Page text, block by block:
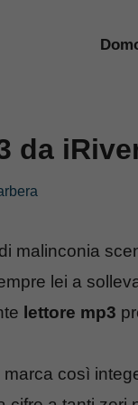
da
malinconia
lei a
lettore mp3
marca così